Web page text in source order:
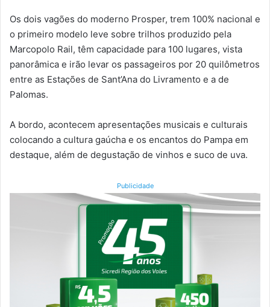
Os dois vagões do moderno Prosper, trem 100% nacional e
o primeiro modelo leve sobre trilhos produzido pela
Marcopolo Rail, têm capacidade para 100 lugares, vista
panorâmica e irão levar os passageiros por 20 quilômetros
entre as Estações de Sant’Ana do Livramento e a de
Palomas.
A bordo, acontecem apresentações musicais e culturais
colocando a cultura gaúcha e os encantos do Pampa em
destaque, além de degustação de vinhos e suco de uva.
Publicidade